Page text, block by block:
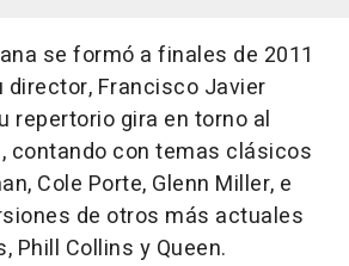
se formó a finales de 2011
director, Francisco Javier
repertorio gira en torno al
contando con temas clásicos
Cole Porte, Glenn Miller, e
de otros más actuales
Phill Collins y Queen.